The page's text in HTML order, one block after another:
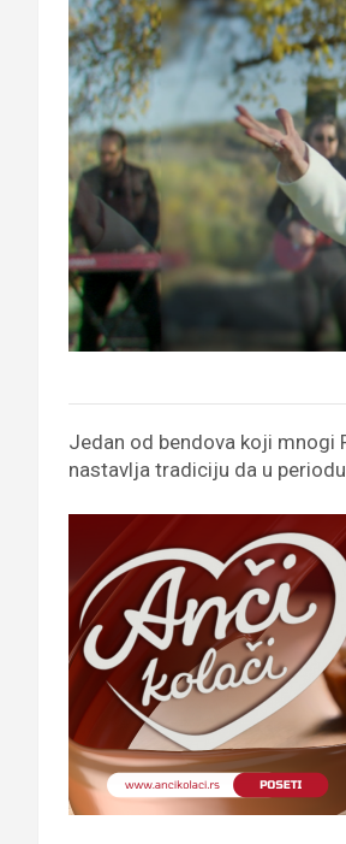
Jedan od bendova koji mnogi
nastavlja tradiciju da u